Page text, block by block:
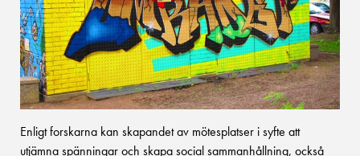
Enligt forskarna kan skapandet av mötesplatser i syfte att
utjämna spänningar och skapa social sammanhållning, också